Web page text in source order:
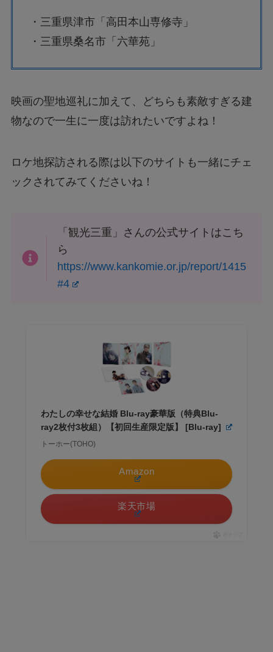
・三重県津市「高田本山専修寺」
・三重県桑名市「六華苑」
映画の聖地巡礼に加えて、どちらも素敵すぎる建
物なので一生に一度は訪れたいですよね！
ロケ地探訪される際は以下のサイトも一緒にチェ
ックされてみてくださいね！
「観光三重」さんの公式サイトはこち
ら
https://www.kankomie.or.jp/report/1415
#4
わたしの幸せな結婚 Blu-ray豪華版（特典Blu-
ray2枚付3枚組）【初回生産限定版】 [Blu-ray]
トーホー(TOHO)
Amazon
楽天市場